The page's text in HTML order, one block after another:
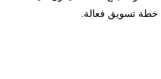
خطة تسويق فعالة.